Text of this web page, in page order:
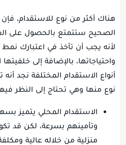
هناك أكثر من نوع للاستقدام، فإن
الصحيح ستتمتع بالحصول على
لأنه يجب أن تأخذ في اعتبارك
واحتياجاتها، بالإضافة إلى
أنواع الاستقدام المختلفة نجد
نوع منها وهي تحتاج إلى النظر
الاستقدام المحلي يتميز
وتأمينهم بسرعة، لكن قد
منزلية من خلاله عالية